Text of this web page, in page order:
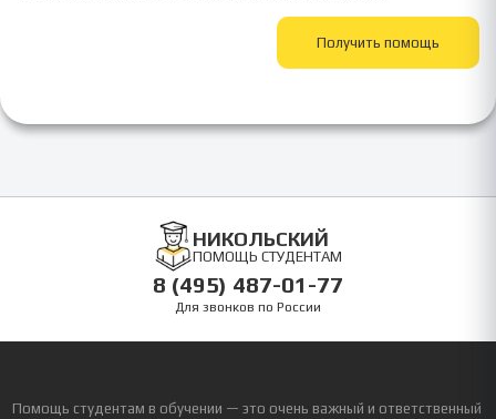
Получить помощь
НИКОЛЬСКИЙ
ПОМОЩЬ СТУДЕНТАМ
8 (495) 487-01-77
Для звонков по России
Помощь студентам в обучении — это очень важный и ответственный